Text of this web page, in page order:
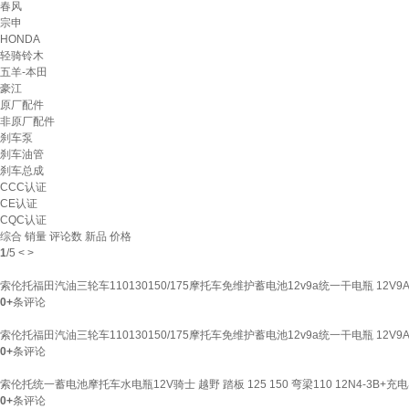
春风
宗申
HONDA
轻骑铃木
五羊-本田
豪江
原厂配件
非原厂配件
刹车泵
刹车油管
刹车总成
CCC认证
CE认证
CQC认证
综合 销量 评论数 新品 价格
1/5 < >
索伦托福田汽油三轮车110130150/175摩托车免维护蓄电池12v9a统一干电瓶
0+条评论
索伦托福田汽油三轮车110130150/175摩托车免维护蓄电池12v9a统一干电瓶 12V9A
0+条评论
索伦托统一蓄电池摩托车水电瓶12V骑士 越野 踏板 125 150 弯梁110 12N4-3B+充
0+条评论